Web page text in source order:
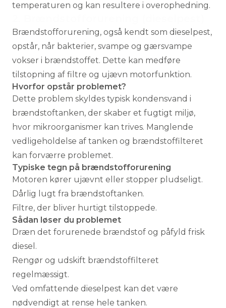
temperaturen og kan resultere i overophedning.
Brændstofforurening, også kendt som dieselpest,
opstår, når bakterier, svampe og gærsvampe
vokser i brændstoffet. Dette kan medføre
tilstopning af filtre og ujævn motorfunktion.
Hvorfor opstår problemet?
Dette problem skyldes typisk kondensvand i
brændstoftanken, der skaber et fugtigt miljø,
hvor mikroorganismer kan trives. Manglende
vedligeholdelse af tanken og brændstoffilteret
kan forværre problemet.
Typiske tegn på brændstofforurening
Motoren kører ujævnt eller stopper pludseligt.
Dårlig lugt fra brændstoftanken.
Filtre, der bliver hurtigt tilstoppede.
Sådan løser du problemet
Dræn det forurenede brændstof og påfyld frisk
diesel.
Rengør og udskift brændstoffilteret
regelmæssigt.
Ved omfattende dieselpest kan det være
nødvendigt at rense hele tanken.